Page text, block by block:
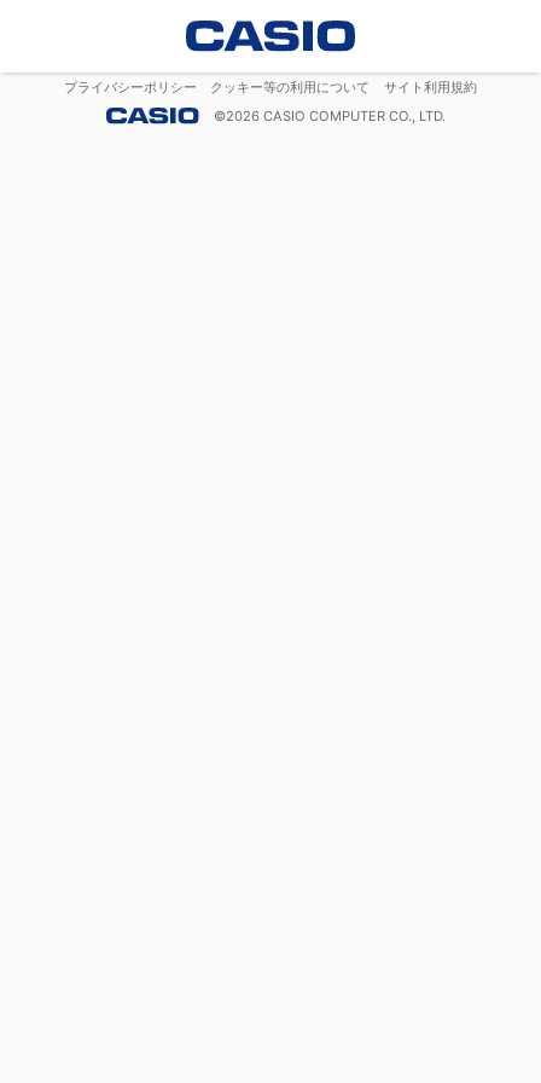
プライバシーポリシー クッキー等の利用について
サイト利用規約
©2026 CASIO COMPUTER CO., LTD.